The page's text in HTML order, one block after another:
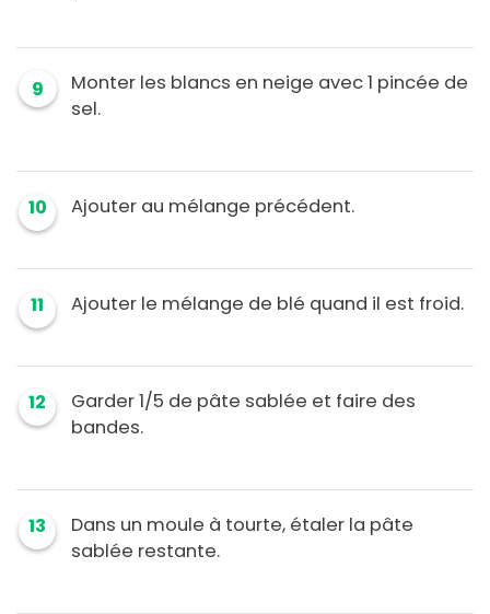
9
Monter les blancs en neige avec 1 pincée de
sel.
10 Ajouter au mélange précédent.
11 Ajouter le mélange de blé quand il est froid.
12
Garder 1/5 de pâte sablée et faire des
bandes.
13
Dans un moule à tourte, étaler la pâte
sablée restante.